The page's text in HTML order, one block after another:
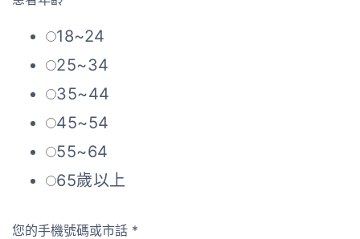
18~24
25~34
35~44
45~54
55~64
65歲以上
您的手機號碼或市話 *